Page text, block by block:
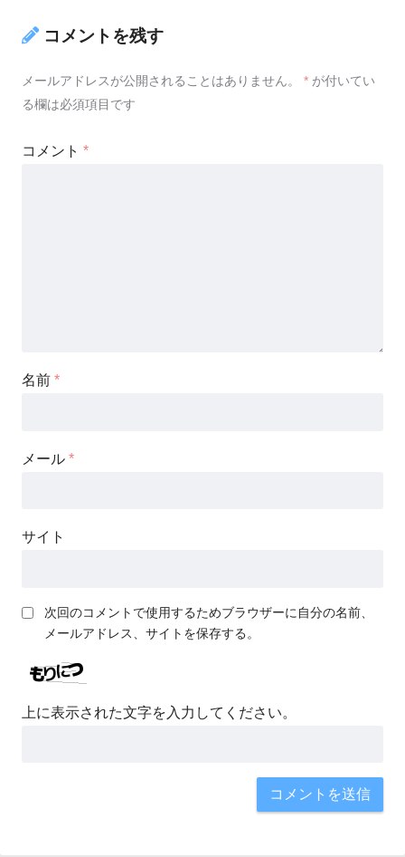
コメントを残す
メールアドレスが公開されることはありません。 * が付いてい
る欄は必須項目です
コメント *
名前 *
メール *
サイト
次回のコメントで使用するためブラウザーに自分の名前、
メールアドレス、サイトを保存する。
上に表示された文字を入力してください。